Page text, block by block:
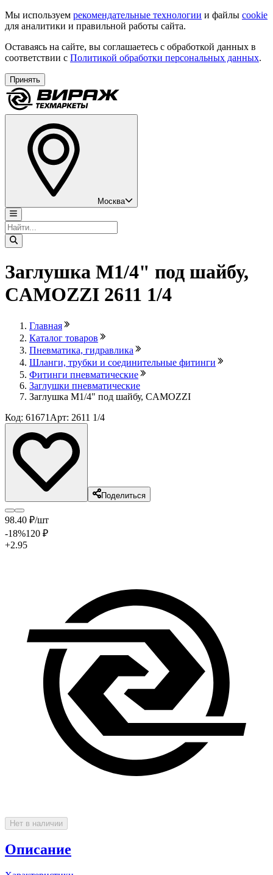
Мы используем рекомендательные технологии и файлы cookie
для аналитики и правильной работы сайта.
Оставаясь на сайте, вы соглашаетесь с обработкой данных в
соответствии с Политикой обработки персональных данных.
Принять
Москва
Заглушка M1/4" под шайбу,
CAMOZZI 2611 1/4
Главная
Каталог товаров
Пневматика, гидравлика
Шланги, трубки и соединительные фитинги
Фитинги пневматические
Заглушки пневматические
Заглушка M1/4" под шайбу, CAMOZZI
Код: 61671 Арт: 2611 1/4
Поделиться
98.40 ₽/шт
-18%120 ₽
+2.95
Нет в наличии
Описание